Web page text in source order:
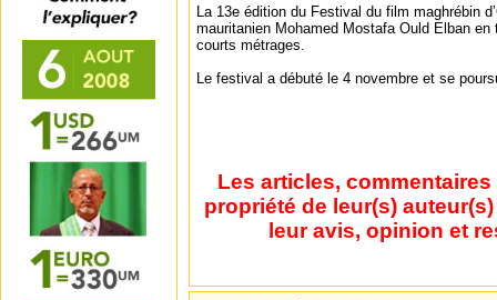
La 13e édition du Festival du film maghrébin
mauritanien Mohamed Mostafa Ould Elban
courts métrages.
Le festival a débuté le 4 novembre et se
Les articles,
propriété de leur(s)
leur avis, opinion et